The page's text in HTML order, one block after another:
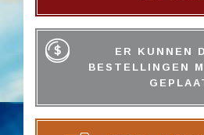
ER KUNNEN
BESTELLINGEN